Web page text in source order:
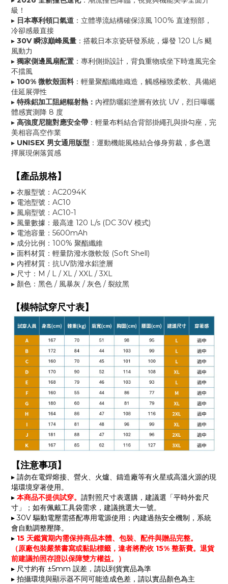
級！
▸ 日本專利領口氣道 ： 立體導流結構確保涼風 100% 直達頸部 ，
冷卻感最直接
▸ 30V 瞬涼巔峰風量 ： 搭載日本京瓷研發系統，爆發 120 L/s 颶
風動力
▸ 獨家側邊風扇配置 ： 專利側掛設計， 背負重物或坐下時進風完全
不擋風
▸ 100% 微軟殼面料 ：輕量聚酯纖維織造，觸感極致柔軟、具備絕
佳延展彈性
▸ 特殊鋁加工阻絕輻射熱： 內裡防曬鋁塗層有效抗 UV，烈日曝曬
體感實測降 8 度
▸ 高強度尼龍對應安全帶 ：輕量布料結合背部掛繩孔與掛勾座，完
美相容高空作業
▸ UNISEX 男女通用版型 ：運動機能風格結合修身剪裁，多色選
擇展現俐落質感
【產品規格】
▸ 衣服型號：AC2094K
▸ 電池型號：AC10
▸ 風扇型號：AC10-1
▸ 風量數據：最高達 120 L/s (DC 30V 模式)
▸ 電池容量：5600mAh
▸ 成分比例：100% 聚酯纖維
▸ 面料材質：輕量防潑水微軟殼 (Soft Shell)
▸ 內裡材質：抗UV防潑水鋁塗層
▸ 尺寸：M / L / XL / XXL / 3XL
▸ 顏色：黑色 / 風暴灰 / 灰色 / 裂紋黑
【模特試穿尺寸表】
【注意事項】
▸ 請勿在電焊熔接、營火、火爐、鑄造廠等有火星或高溫火源的現
場環境穿著使用。
▸ 本商品不提供試穿。 請對照尺寸表選購，建議選「平時外套尺
寸」；如有佩戴工具袋需求，建議挑選大一號。
▸ 30V 驅動電壓需搭配專用電源使用；內建過熱安全機制，系統
會自動調整壓降。
▸ 15 天鑑賞期內需保持商品本體、包裝、配件與贈品完整。
（原廠包裝嚴禁書寫或黏貼標籤，違者將酌收 15% 整新費。退貨
前建議拍照存證以保障雙方權益。）
▸ 尺寸約有 ±5mm 誤差，請以到貨實品為準
▸ 拍攝環境與顯示器不同可能造成色差，請以實品顏色為主